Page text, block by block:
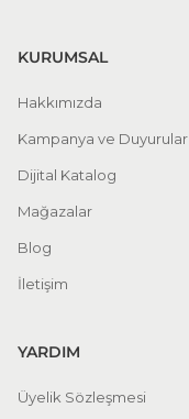
KURUMSAL
Hakkımızda
Kampanya ve Duyurular
Dijital Katalog
Mağazalar
Blog
İletişim
YARDIM
Üyelik Sözleşmesi